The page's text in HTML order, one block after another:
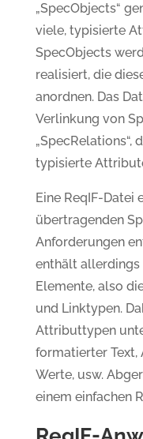
„SpecObjects“
viele, typisierte
SpecObjects
realisiert, die
anordnen. Das
Verlinkung von
typisierte
Eine ReqIF-Datei
übertragenden
Anforderungen
enthält allerdings
Elemente, also
und Linktypen.
Attributtypen
formatierter Text,
Werte, usw.
einem einfachen